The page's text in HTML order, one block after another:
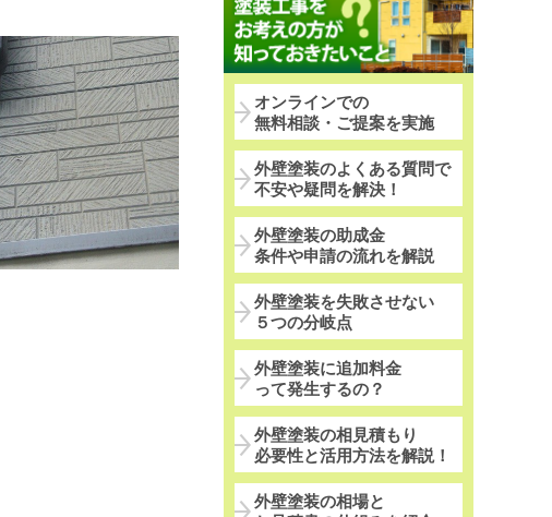
オンラインでの
無料相談・ご提案を実施
外壁塗装のよくある質問で
不安や疑問を解決！
外壁塗装の助成金
条件や申請の流れを解説
外壁塗装を失敗させない
５つの分岐点
外壁塗装に追加料金
って発生するの？
外壁塗装の相見積もり
必要性と活用方法を解説！
外壁塗装の相場と